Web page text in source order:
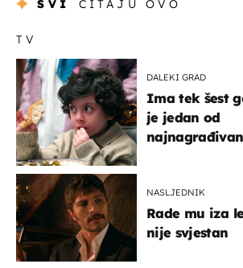
SVI ČITAJU OVO
TV
DALEKI GRAD
Ima tek šest
je jedan od
NASLJEDNIK
Rade mu iza
nije svjestan